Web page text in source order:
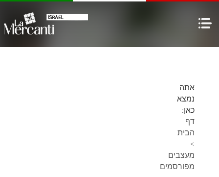
אתה
נמצא
כאן:
דף
הבית
>
מעצבים
מפורסמים